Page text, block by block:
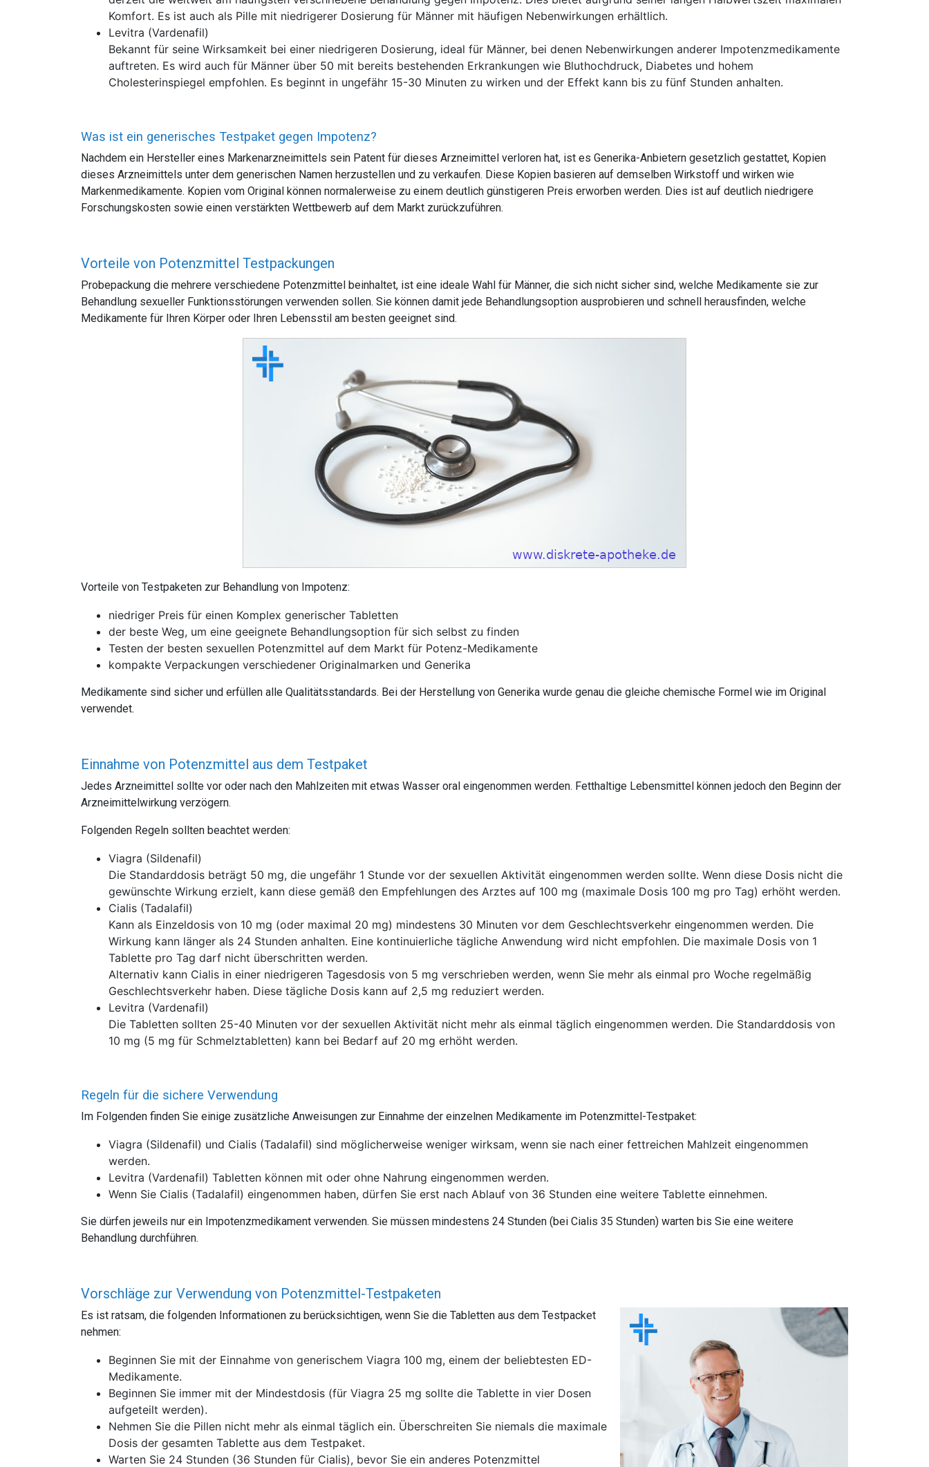
Komfort. Es ist auch als Pille mit niedrigerer Dosierung für Männer mit häufigen Nebenwirkungen erhältlich.
Levitra (Vardenafil)
Bekannt für seine Wirksamkeit bei einer niedrigeren Dosierung, ideal für Männer, bei denen Nebenwirkungen anderer Impotenzmedikamente
auftreten. Es wird auch für Männer über 50 mit bereits bestehenden Erkrankungen wie Bluthochdruck, Diabetes und hohem
Cholesterinspiegel empfohlen. Es beginnt in ungefähr 15-30 Minuten zu wirken und der Effekt kann bis zu fünf Stunden anhalten.
Was ist ein generisches Testpaket gegen Impotenz?
Nachdem ein Hersteller eines Markenarzneimittels sein Patent für dieses Arzneimittel verloren hat, ist es Generika-Anbietern gesetzlich gestattet, Kopien
dieses Arzneimittels unter dem generischen Namen herzustellen und zu verkaufen. Diese Kopien basieren auf demselben Wirkstoff und wirken wie
Markenmedikamente. Kopien vom Original können normalerweise zu einem deutlich günstigeren Preis erworben werden. Dies ist auf deutlich niedrigere
Forschungskosten sowie einen verstärkten Wettbewerb auf dem Markt zurückzuführen.
Vorteile von Potenzmittel Testpackungen
Probepackung die mehrere verschiedene Potenzmittel beinhaltet, ist eine ideale Wahl für Männer, die sich nicht sicher sind, welche Medikamente sie zur
Behandlung sexueller Funktionsstörungen verwenden sollen. Sie können damit jede Behandlungsoption ausprobieren und schnell herausfinden, welche
Medikamente für Ihren Körper oder Ihren Lebensstil am besten geeignet sind.
Vorteile von Testpaketen zur Behandlung von Impotenz:
niedriger Preis für einen Komplex generischer Tabletten
der beste Weg, um eine geeignete Behandlungsoption für sich selbst zu finden
Testen der besten sexuellen Potenzmittel auf dem Markt für Potenz-Medikamente
kompakte Verpackungen verschiedener Originalmarken und Generika
Medikamente sind sicher und erfüllen alle Qualitätsstandards. Bei der Herstellung von Generika wurde genau die gleiche chemische Formel wie im Original
verwendet.
Einnahme von Potenzmittel aus dem Testpaket
Jedes Arzneimittel sollte vor oder nach den Mahlzeiten mit etwas Wasser oral eingenommen werden. Fetthaltige Lebensmittel können jedoch den Beginn der
Arzneimittelwirkung verzögern.
Folgenden Regeln sollten beachtet werden:
Viagra (Sildenafil)
Die Standarddosis beträgt 50 mg, die ungefähr 1 Stunde vor der sexuellen Aktivität eingenommen werden sollte. Wenn diese Dosis nicht die
gewünschte Wirkung erzielt, kann diese gemäß den Empfehlungen des Arztes auf 100 mg (maximale Dosis 100 mg pro Tag) erhöht werden.
Cialis (Tadalafil)
Kann als Einzeldosis von 10 mg (oder maximal 20 mg) mindestens 30 Minuten vor dem Geschlechtsverkehr eingenommen werden. Die
Wirkung kann länger als 24 Stunden anhalten. Eine kontinuierliche tägliche Anwendung wird nicht empfohlen. Die maximale Dosis von 1
Tablette pro Tag darf nicht überschritten werden.
Alternativ kann Cialis in einer niedrigeren Tagesdosis von 5 mg verschrieben werden, wenn Sie mehr als einmal pro Woche regelmäßig
Geschlechtsverkehr haben. Diese tägliche Dosis kann auf 2,5 mg reduziert werden.
Levitra (Vardenafil)
Die Tabletten sollten 25-40 Minuten vor der sexuellen Aktivität nicht mehr als einmal täglich eingenommen werden. Die Standarddosis von
10 mg (5 mg für Schmelztabletten) kann bei Bedarf auf 20 mg erhöht werden.
Regeln für die sichere Verwendung
Im Folgenden finden Sie einige zusätzliche Anweisungen zur Einnahme der einzelnen Medikamente im Potenzmittel-Testpaket:
Viagra (Sildenafil) und Cialis (Tadalafil) sind möglicherweise weniger wirksam, wenn sie nach einer fettreichen Mahlzeit eingenommen
werden.
Levitra (Vardenafil) Tabletten können mit oder ohne Nahrung eingenommen werden.
Wenn Sie Cialis (Tadalafil) eingenommen haben, dürfen Sie erst nach Ablauf von 36 Stunden eine weitere Tablette einnehmen.
Sie dürfen jeweils nur ein Impotenzmedikament verwenden. Sie müssen mindestens 24 Stunden (bei Cialis 35 Stunden) warten bis Sie eine weitere
Behandlung durchführen.
Vorschläge zur Verwendung von Potenzmittel-Testpaketen
Es ist ratsam, die folgenden Informationen zu berücksichtigen, wenn Sie die Tabletten aus dem Testpacket
nehmen:
Beginnen Sie mit der Einnahme von generischem Viagra 100 mg, einem der beliebtesten ED-
Medikamente.
Beginnen Sie immer mit der Mindestdosis (für Viagra 25 mg sollte die Tablette in vier Dosen
aufgeteilt werden).
Nehmen Sie die Pillen nicht mehr als einmal täglich ein. Überschreiten Sie niemals die maximale
Dosis der gesamten Tablette aus dem Testpaket.
Warten Sie 24 Stunden (36 Stunden für Cialis), bevor Sie ein anderes Potenzmittel